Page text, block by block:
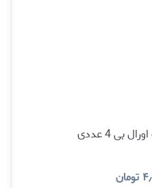
بی 4 عددی
تومان